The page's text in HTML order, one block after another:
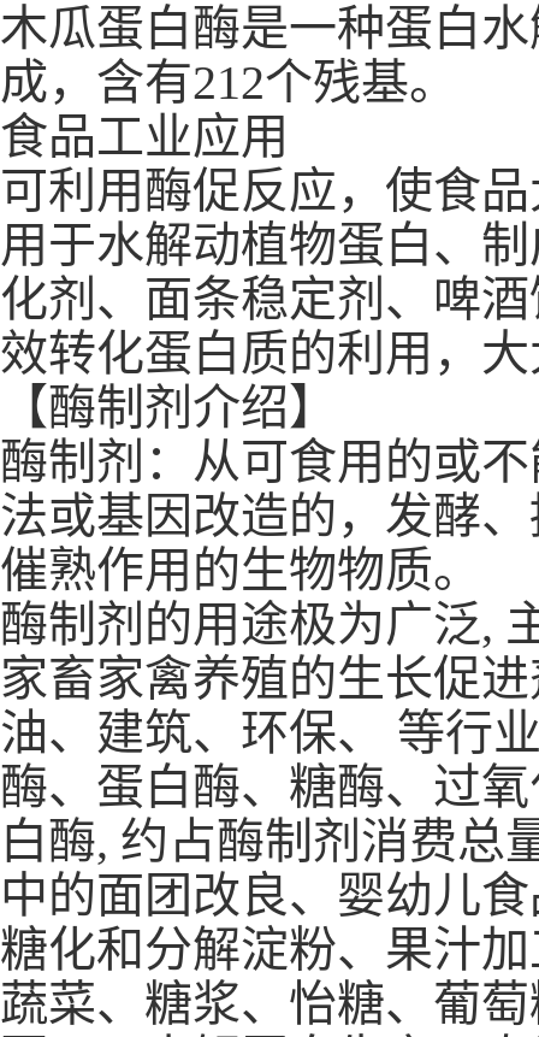
木瓜蛋白酶是一种蛋白
成，含有212个残基。
食品工业应用
可利用酶促反应，使食
用于水解动植物蛋白、
化剂、面条稳定剂、啤
效转化蛋白质的利用，
【酶制剂介绍】
酶制剂：从可食用的或
法或基因改造的，发酵
催熟作用的生物物质。
酶制剂的用途极为广泛,
家畜家禽养殖的生长促
油、建筑、环保、 等行
酶、蛋白酶、糖酶、过
白酶, 约占酶制剂消费总
中的面团改良、婴幼儿
糖化和分解淀粉、果汁
蔬菜、糖浆、怡糖、葡